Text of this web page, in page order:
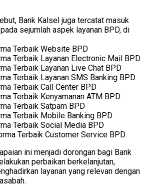
Bank Kalsel juga tercatat masuk
sejumlah aspek layanan BPD, di
Terbaik Website BPD
Terbaik Layanan Electronic Mail BPD
Terbaik Layanan Live Chat BPD
Terbaik Layanan SMS Banking BPD
Terbaik Call Center BPD
Terbaik Kenyamanan ATM BPD
Terbaik Satpam BPD
Terbaik Mobile Banking BPD
Terbaik Social Media BPD
Terbaik Customer Service BPD
ini menjadi dorongan bagi Bank
perbaikan berkelanjutan,
layanan yang relevan dengan